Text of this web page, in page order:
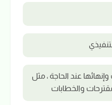
عند الحاجة ، مثل
والخطابات